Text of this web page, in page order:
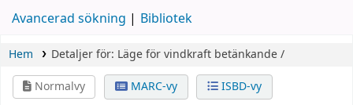
Avancerad sökning Bibliotek
Hem Detaljer för: Läge för vindkraft betänkande /
Normalvy
MARC-vy ISBD-vy